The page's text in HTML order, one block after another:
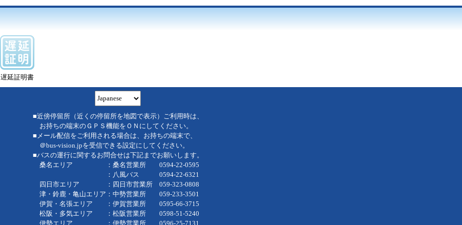
遅延証明書
■近傍停留所（近くの停留所を地図で表示）ご利用時は、
お持ちの端末のＧＰＳ機能をＯＮにしてください。
■メール配信をご利用される場合は、お持ちの端末で、
＠bus-vision.jpを受信できる設定にしてください。
■バスの運行に関するお問合せは下記までお願いします。
桑名エリア ：桑名営業所 0594-22-0595
：八風バス 0594-22-6321
四日市エリア ：四日市営業所 059-323-0808
津・鈴鹿・亀山エリア：中勢営業所 059-233-3501
伊賀・名張エリア ：伊賀営業所 0595-66-3715
松阪・多気エリア ：松阪営業所 0598-51-5240
伊勢エリア ：伊勢営業所 0596-25-7131